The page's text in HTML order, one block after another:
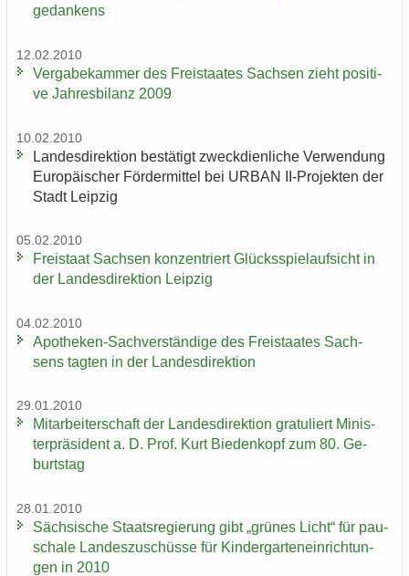
ge­dan­kens
12.02.2010
Ver­ga­be­kam­mer des Frei­staa­tes Sach­sen zieht po­si­ti­
ve Jah­res­bi­lanz 2009
10.02.2010
Lan­des­di­rek­ti­on be­stä­tigt zweck­dien­li­che Ver­wen­dung
Eu­ro­päi­scher För­der­mit­tel bei URBAN II-​Projekten der
Stadt Leip­zig
05.02.2010
Frei­staat Sach­sen kon­zen­triert Glücks­spiel­auf­sicht in
der Lan­des­di­rek­ti­on Leip­zig
04.02.2010
Apotheken-​Sachverständige des Frei­staa­tes Sach­
sens tag­ten in der Lan­des­di­rek­ti­on
29.01.2010
Mit­ar­bei­ter­schaft der Lan­des­di­rek­ti­on gra­tu­liert Mi­nis­
ter­prä­si­dent a. D. Prof. Kurt Bie­den­kopf zum 80. Ge­
burts­tag
28.01.2010
Säch­si­sche Staats­re­gie­rung gibt „grü­nes Licht“ für pau­
scha­le Lan­des­zu­schüs­se für Kin­der­gar­ten­ein­rich­tun­
gen in 2010